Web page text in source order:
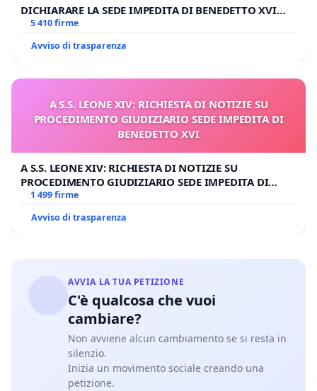
DICHIARARE LA SEDE IMPEDITA DI BENEDETTO XVI
E/O DI FAR APRIRE IL RELATIVO PROCESSO
5 410 firme
Avviso di trasparenza
A S.S. LEONE XIV: RICHIESTA DI NOTIZIE SU
PROCEDIMENTO GIUDIZIARIO SEDE IMPEDITA DI
BENEDETTO XVI
A S.S. LEONE XIV: RICHIESTA DI NOTIZIE SU
PROCEDIMENTO GIUDIZIARIO SEDE IMPEDITA DI
BENEDETTO XVI
1 499 firme
Avviso di trasparenza
AVVIA LA TUA PETIZIONE
C'è qualcosa che vuoi
cambiare?
Non avviene alcun cambiamento se si resta in
silenzio.
Inizia un movimento sociale creando una
petizione.